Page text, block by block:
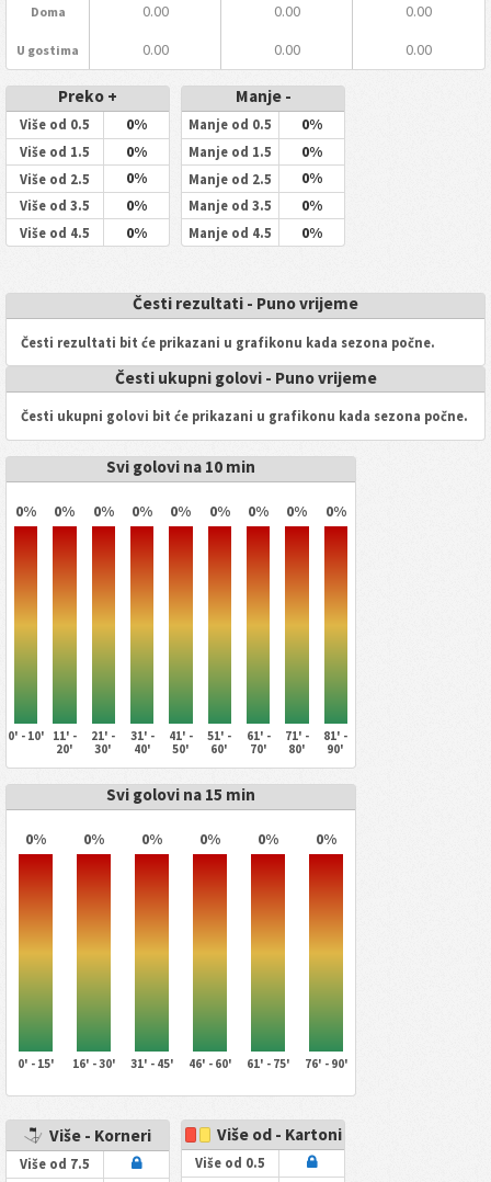
Doma 0.00 0.00 0.00
U gostima 0.00 0.00 0.00
Preko +
Više od 0.5 0%
Više od 1.5 0%
Više od 2.5 0%
Više od 3.5 0%
Više od 4.5 0%
Manje -
Manje od 0.5 0%
Manje od 1.5 0%
Manje od 2.5 0%
Manje od 3.5 0%
Manje od 4.5 0%
Česti rezultati - Puno vrijeme
Česti rezultati bit će prikazani u grafikonu kada sezona počne.
Česti ukupni golovi - Puno vrijeme
Česti ukupni golovi bit će prikazani u grafikonu kada sezona počne.
Svi golovi na 10 min
0% 0% 0% 0% 0% 0% 0% 0% 0%
0' - 10'
11' -
20'
21' -
30'
31' -
40'
41' -
50'
51' -
60'
61' -
70'
71' -
80'
81' -
90'
Svi golovi na 15 min
0% 0% 0% 0% 0% 0%
0' - 15' 16' - 30' 31' - 45' 46' - 60' 61' - 75' 76' - 90'
Više - Korneri
Više od 7.5
Više od - Kartoni
Više od 0.5